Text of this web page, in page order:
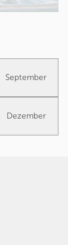
September
Dezember